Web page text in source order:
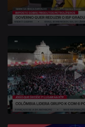
937708